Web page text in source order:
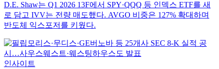
D.E. Shaw는 Q1 2026 13F에서 SPY·QQQ 등 인덱스 ETF를 새
로 담고 IVV는 전량 매도했다. AVGO 비중은 127% 확대하며
반도체 익스포저를 키웠다.
인사이트